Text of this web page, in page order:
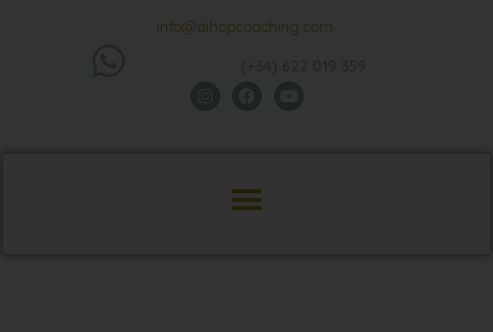
info@aihopcoaching.com